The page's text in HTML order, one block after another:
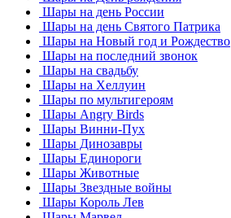
Шары на день России
Шары на день Святого Патрика
Шары на Новый год и Рождество
Шары на последний звонок
Шары на свадьбу
Шары на Хеллуин
Шары по мультигероям
Шары Angry Birds
Шары Винни-Пух
Шары Динозавры
Шары Единороги
Шары Животные
Шары Звездные войны
Шары Король Лев